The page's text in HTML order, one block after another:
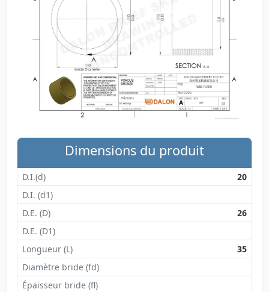
Dimensions du produit
D.I.(d)
20
D.I. (d1)
D.E. (D)
26
D.E. (D1)
Longueur (L)
35
Diamètre bride (fd)
Épaisseur bride (fl)